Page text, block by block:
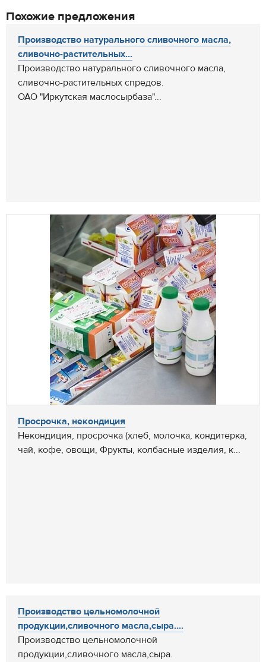
Похожие предложения
Производство натурального сливочного масла,
сливочно-растительных...
Производство натурального сливочного масла,
сливочно-растительных спредов.
ОАО "Иркутская маслосырбаза"...
Просрочка, некондиция
Некондиция, просрочка (хлеб, молочка, кондитерка,
чай, кофе, овощи, Фрукты, колбасные изделия, к...
Производство цельномолочной
продукции,сливочного масла,сыра....
Производство цельномолочной
продукции,сливочного масла,сыра.